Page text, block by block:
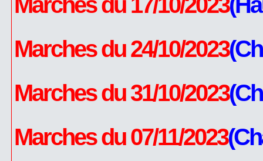
Marches du 24/10/2023
Marches du 31/10/2023
Marches du 07/11/2023